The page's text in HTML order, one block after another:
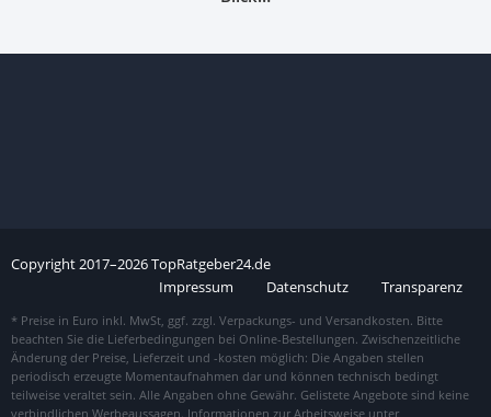
Copyright2017–2026TopRatgeber24.de
Impressum
Datenschutz Transparenz